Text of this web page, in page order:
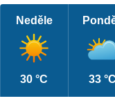
Neděle
30 °C 33 °C